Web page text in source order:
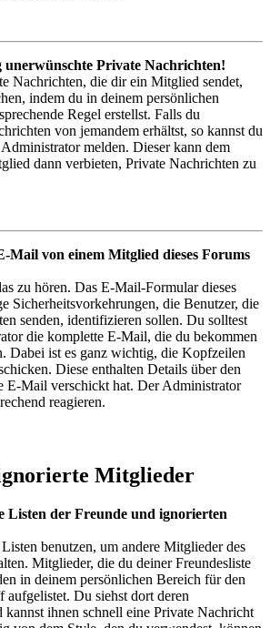
unerwünschte Private Nachrichten!
Nachrichten, die dir ein Mitglied sendet,
indem du in deinem persönlichen
Regel erstellst. Falls du
von jemandem erhältst, so kannst du
melden. Dieser kann dem
dann verbieten, Private Nachrichten zu
Mail von einem Mitglied dieses Forums
zu hören. Das E-Mail-Formular dieses
Sicherheitsvorkehrungen, die Benutzer, die
senden, identifizieren sollen. Du solltest
die komplette E-Mail, die du bekommen
Dabei ist es ganz wichtig, die Kopfzeilen
Diese enthalten Details über den
E-Mail verschickt hat. Der Administrator
reagieren.
Mitglieder
Listen der Freunde und ignorierten
benutzen, um andere Mitglieder des
Mitglieder, die du deiner Freundesliste
in deinem persönlichen Bereich für den
aufgelistet. Du siehst dort deren
kannst ihnen schnell eine Private Nachricht